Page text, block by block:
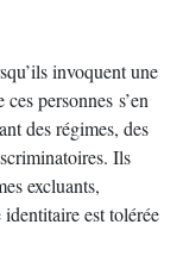
invoquent une
personnes s’en
des régimes, des
Ils
excluants,
est tolérée